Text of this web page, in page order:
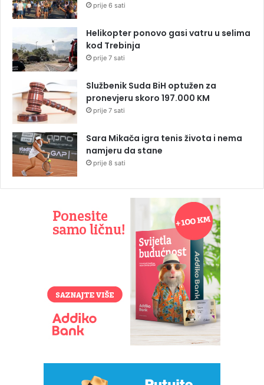
prije 6 sati
Helikopter ponovo gasi vatru u selima
kod Trebinja
prije 7 sati
Službenik Suda BiH optužen za
pronevjeru skoro 197.000 KM
prije 7 sati
Sara Mikača igra tenis života i nema
namjeru da stane
prije 8 sati